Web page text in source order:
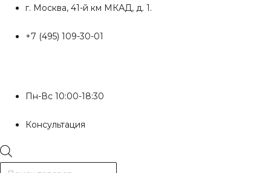
Перейти
содержимому
г. Москва, 41-й км МКАД, д. 1.
+7 (495) 109-30-01
Пн-Вс 10:00-18:30
Консультация
Поиск